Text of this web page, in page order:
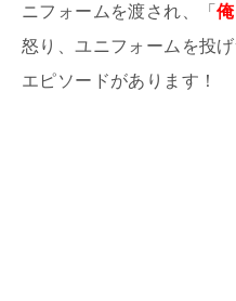
ニフォームを渡され、「
怒り、ユニフォームを投
エピソードがあります！